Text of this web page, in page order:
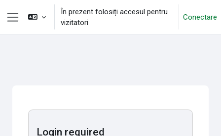
Sari la conţinutul principal
Panou lateral
În prezent folosiți accesul pentru
vizitatori
Conectare
Login required